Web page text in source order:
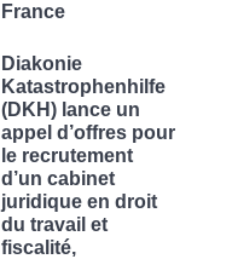
France
Diakonie
Katastrophenhilfe
(DKH) lance un
appel d’offres pour
le recrutement
d’un cabinet
juridique en droit
du travail et
fiscalité,